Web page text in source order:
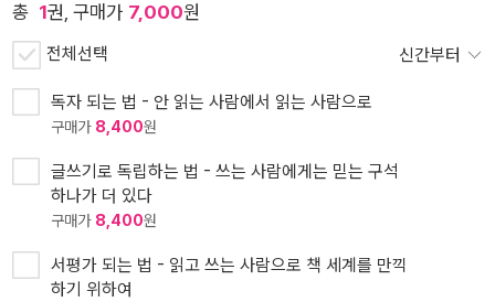
총 1권, 구매가 7,000원
전체선택 신간부터
독자 되는 법 - 안 읽는 사람에서 읽는 사람으로
구매가 8,400원
글쓰기로 독립하는 법 - 쓰는 사람에게는 믿는 구석
하나가 더 있다
구매가 8,400원
서평가 되는 법 - 읽고 쓰는 사람으로 책 세계를 만끽
하기 위하여